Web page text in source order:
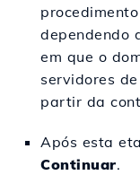
dependendo
em que o
servidores
partir da
Após esta
Continuar.